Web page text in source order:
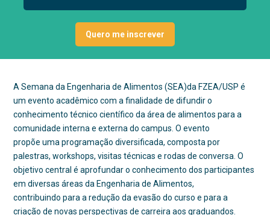
Quero me inscrever
A Semana da Engenharia de Alimentos (SEA)da FZEA/USP é
um evento acadêmico com a finalidade de difundir o
conhecimento técnico científico da área de alimentos para a
comunidade interna e externa do campus. O evento
propõe uma programação diversificada, composta por
palestras, workshops, visitas técnicas e rodas de conversa. O
objetivo central é aprofundar o conhecimento dos participantes
em diversas áreas da Engenharia de Alimentos,
contribuindo para a redução da evasão do curso e para a
criação de novas perspectivas de carreira aos graduandos.